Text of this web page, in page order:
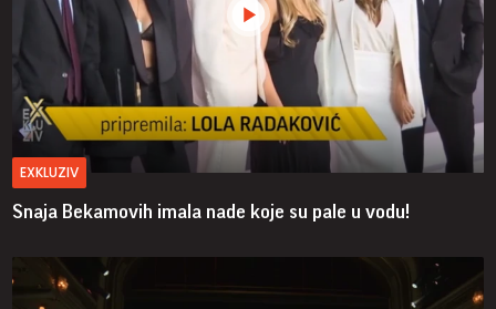
EXKLUZIV
Snaja Bekamovih imala nade koje su pale u vodu!